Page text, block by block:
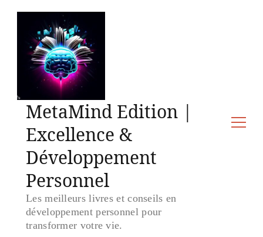
MetaMind Edition |
Excellence &
Développement
Personnel
Les meilleurs livres et conseils en
développement personnel pour
transformer votre vie.